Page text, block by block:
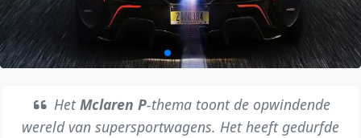
HetMclaren P-thema toont de opwindende
wereld van supersportwagens. Het heeft gedurfde